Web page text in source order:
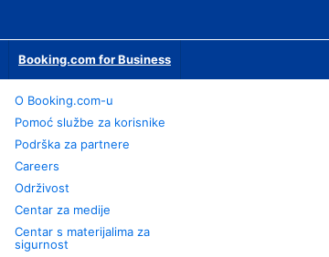
Booking.com for Business
O Booking.com-u
Pomoć službe za korisnike
Podrška za partnere
Careers
Održivost
Centar za medije
Centar s materijalima za
sigurnost